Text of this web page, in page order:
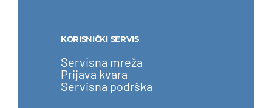
KORISNIČKI SERVIS
Servisna mreža
Prijava kvara
Servisna podrška